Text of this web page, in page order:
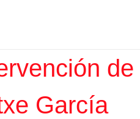
de
García